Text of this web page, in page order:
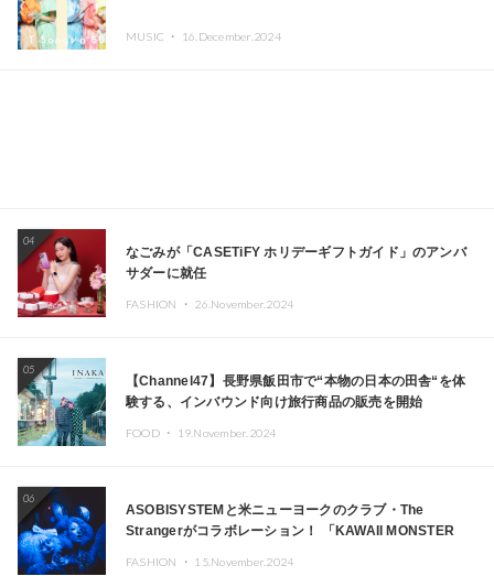
MUSIC ・ 16.December.2024
04
なごみが「CASETiFY ホリデーギフトガイド」のアンバ
サダーに就任
FASHION ・ 26.November.2024
05
【Channel47】長野県飯田市で“本物の日本の田舎“を体
験する、インバウンド向け旅行商品の販売を開始
FOOD ・ 19.November.2024
06
ASOBISYSTEMと米ニューヨークのクラブ・The
Strangerがコラボレーション！ 「KAWAII MONSTER
FASHION ・ 15.November.2024